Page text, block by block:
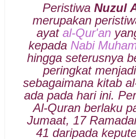
Peristiwa Nuzul
merupakan
ayatal-Qur'an
kepada Nabi
hingga seterusnya
peringkat
sebagaimana kitab
ada pada hari ini.
Al-Quran berlaku
Jumaat, 17
41 daripada